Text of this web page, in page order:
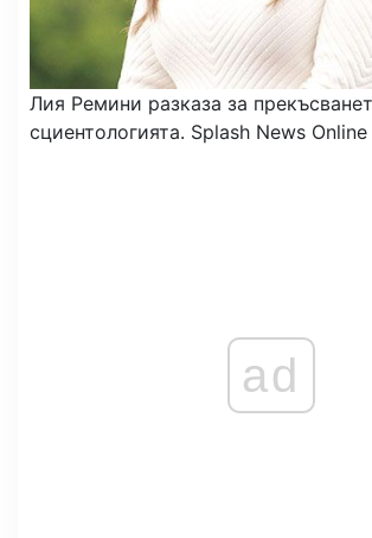
Лия Ремини разказа за
сциентологията. Splash News Online
ad